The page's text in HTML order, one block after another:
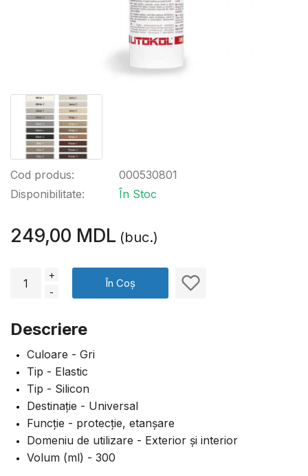
Cod produs:
Disponibilitate:
000530801
În Stoc
249,00 MDL (buc.)
+
-
În Coș
Descriere
Culoare - Gri
Tip - Elastic
Tip - Silicon
Destinație - Universal
Funcție - protecție, etanșare
Domeniu de utilizare - Exterior și interior
Volum (ml) - 300